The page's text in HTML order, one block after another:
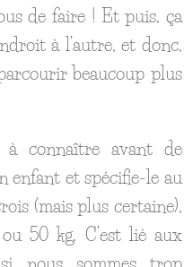
de faire ! Et puis, ça
à l’autre, et donc,
beaucoup plus
connaître avant de
enfant et spécifie-le au
(mais plus certaine),
50 kg. C’est lié aux